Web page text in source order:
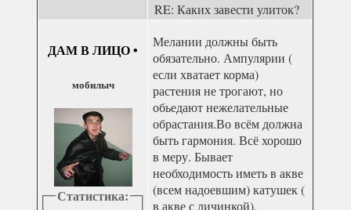
RE: Каких завести улиток?
ДАМ В ЛИЦО•
мобилыч
Статистика:
Мелании должны быть
обязательно. Ампулярии (
если хватает корма)
растения не трогают, но
обьедают нежелательные
обрастания.Во всём должна
быть гармония. Всё хорошо
в меру. Бывает
необходимость иметь в акве
(всем надоевшим) катушек (
в акве с личинкой).